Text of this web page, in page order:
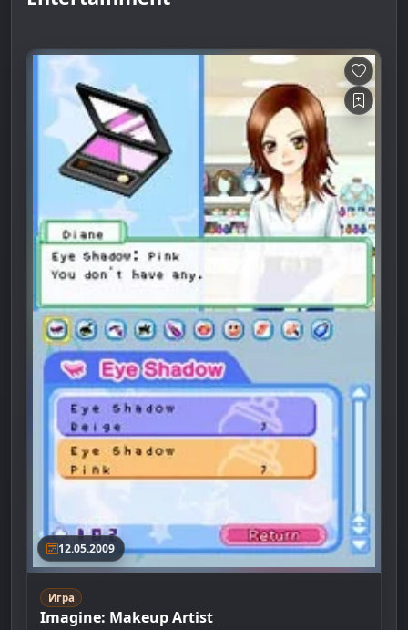
12.05.2009
Игра
Imagine: Makeup Artist